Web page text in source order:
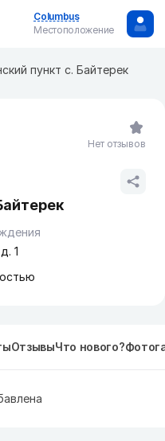
Columbus
Местоположение
пункт с. Байтерек
1
Нет отзывов
ОтзывыЧто нового?